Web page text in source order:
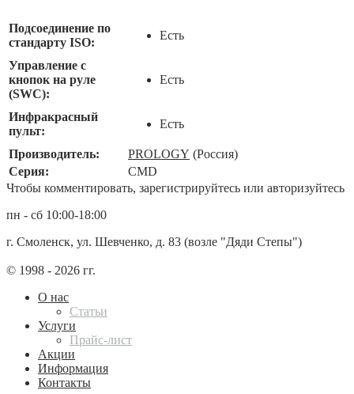
Подсоединение по
стандарту ISO:
Есть
Управление с
кнопок на руле
(SWC):
Есть
Инфракрасный
пульт:
Есть
Производитель: PROLOGY (Россия)
Серия:
CMD
Чтобы комментировать, зарегистрируйтесь или авторизуйтесь
пн - сб 10:00-18:00
г. Смоленск, ул. Шевченко, д. 83 (возле "Дяди Степы")
© 1998 - 2026 гг.
О нас
Статьи
Услуги
Прайс-лист
Акции
Информация
Контакты